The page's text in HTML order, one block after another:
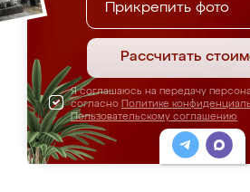
Прикрепить фото
Рассчитать
Я соглашаюсь на передачу
согласно Политике
Пользовательскому соглашению